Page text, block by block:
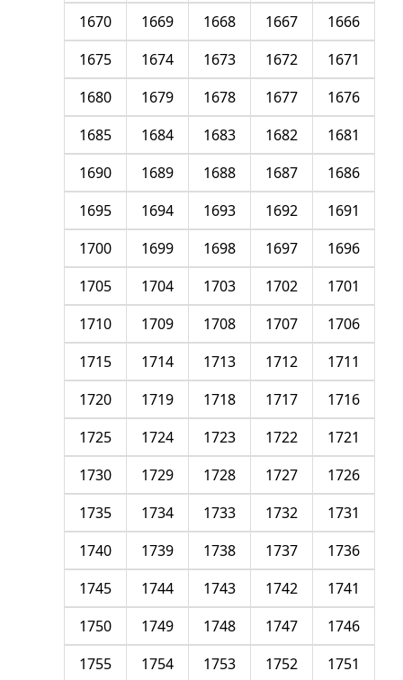
1666
1667
1668
1669
1670
1671
1672
1673
1674
1675
1676
1677
1678
1679
1680
1681
1682
1683
1684
1685
1686
1687
1688
1689
1690
1691
1692
1693
1694
1695
1696
1697
1698
1699
1700
1701
1702
1703
1704
1705
1706
1707
1708
1709
1710
1711
1712
1713
1714
1715
1716
1717
1718
1719
1720
1721
1722
1723
1724
1725
1726
1727
1728
1729
1730
1731
1732
1733
1734
1735
1736
1737
1738
1739
1740
1741
1742
1743
1744
1745
1746
1747
1748
1749
1750
1751
1752
1753
1754
1755